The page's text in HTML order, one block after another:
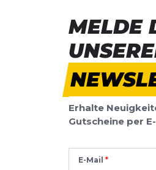
MELDE
Erhalte
Gutscheine per
E-Mail